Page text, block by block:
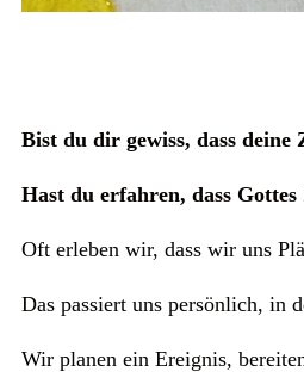
Bist du dir gewiss, dass deine
Hast du erfahren, dass
Oft erleben wir, dass wir uns
Das passiert uns persönlich, in
Wir planen ein Ereignis,